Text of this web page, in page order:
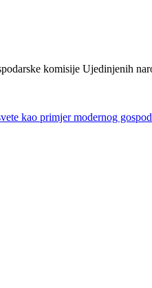
komisije Ujedinjenih
kao primjer modernog